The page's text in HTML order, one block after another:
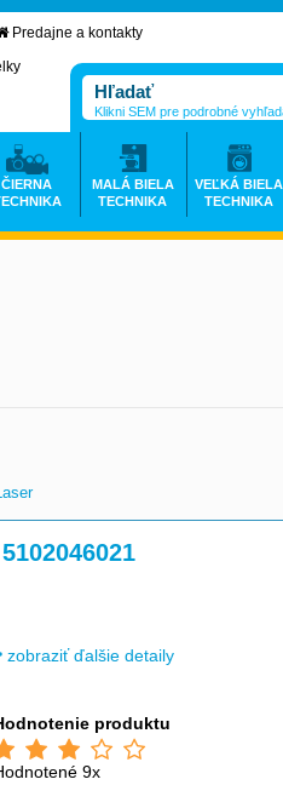
zobraziť ďalšie detaily
produktu
9x
Predajne a kontakty
Klikni SEM pre podrobné
ČIERNA
MALÁ BIELA
TECHNIKA
VEĽKÁ BIELA
TECHNIKA